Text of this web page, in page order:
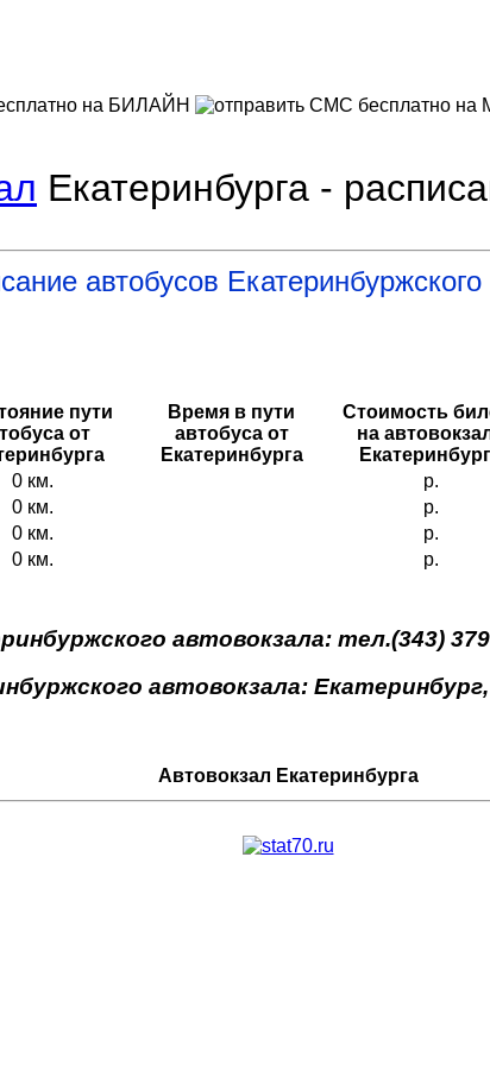
Екатеринбурга -
автобусов Екатеринбуржского
пути
от
Время в пути
автобуса от
Екатеринбурга
Стоимость
на
0 км. р.
0 км. р.
0 км. р.
0 км. р.
автовокзала: тел.(343)
автовокзала:
Автовокзал Екатеринбурга